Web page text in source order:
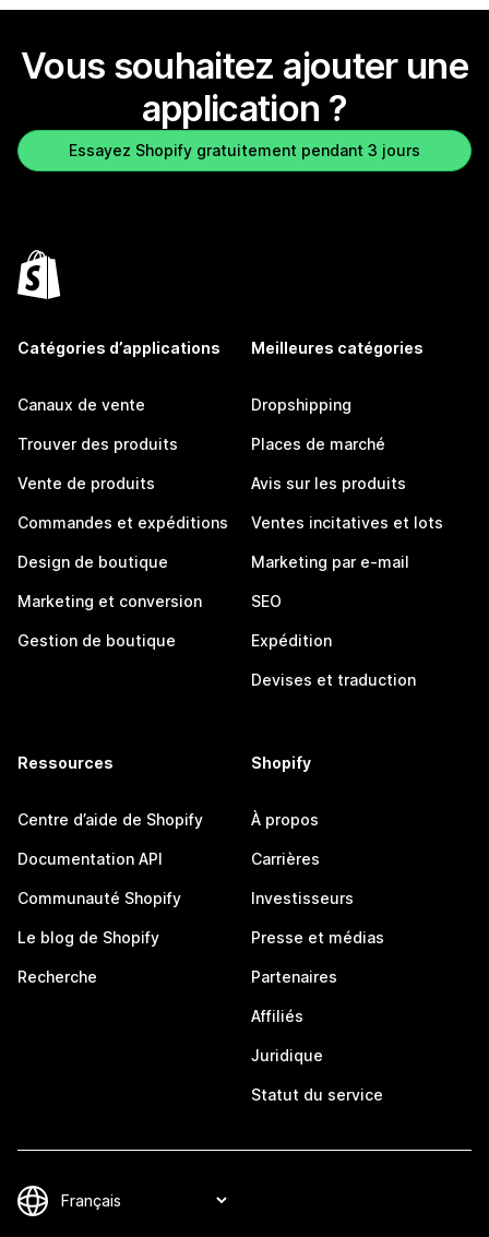
Vous souhaitez ajouter une
application ?
Essayez Shopify gratuitement pendant 3 jours
Catégories d’applications
Canaux de vente
Trouver des produits
Vente de produits
Commandes et expéditions
Design de boutique
Marketing et conversion
Gestion de boutique
Meilleures catégories
Dropshipping
Places de marché
Avis sur les produits
Ventes incitatives et lots
Marketing par e-mail
SEO
Expédition
Devises et traduction
Ressources
Centre d’aide de Shopify
Documentation API
Communauté Shopify
Le blog de Shopify
Recherche
Shopify
À propos
Carrières
Investisseurs
Presse et médias
Partenaires
Affiliés
Juridique
Statut du service